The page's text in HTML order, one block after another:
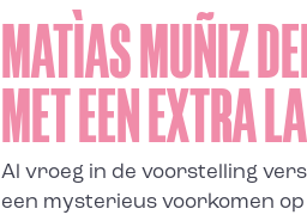
MATÌAS MUÑIZ
MET EEN EXTRA
Al vroeg in de voorstelling
een mysterieus voorkomen